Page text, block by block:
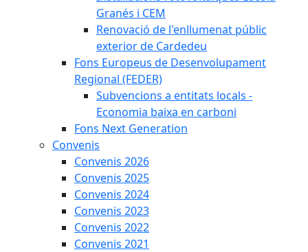
Granés i CEM
Renovació de l'enllumenat públic
exterior de Cardedeu
Fons Europeus de Desenvolupament
Regional (FEDER)
Subvencions a entitats locals -
Economia baixa en carboni
Fons Next Generation
Convenis
Convenis 2026
Convenis 2025
Convenis 2024
Convenis 2023
Convenis 2022
Convenis 2021